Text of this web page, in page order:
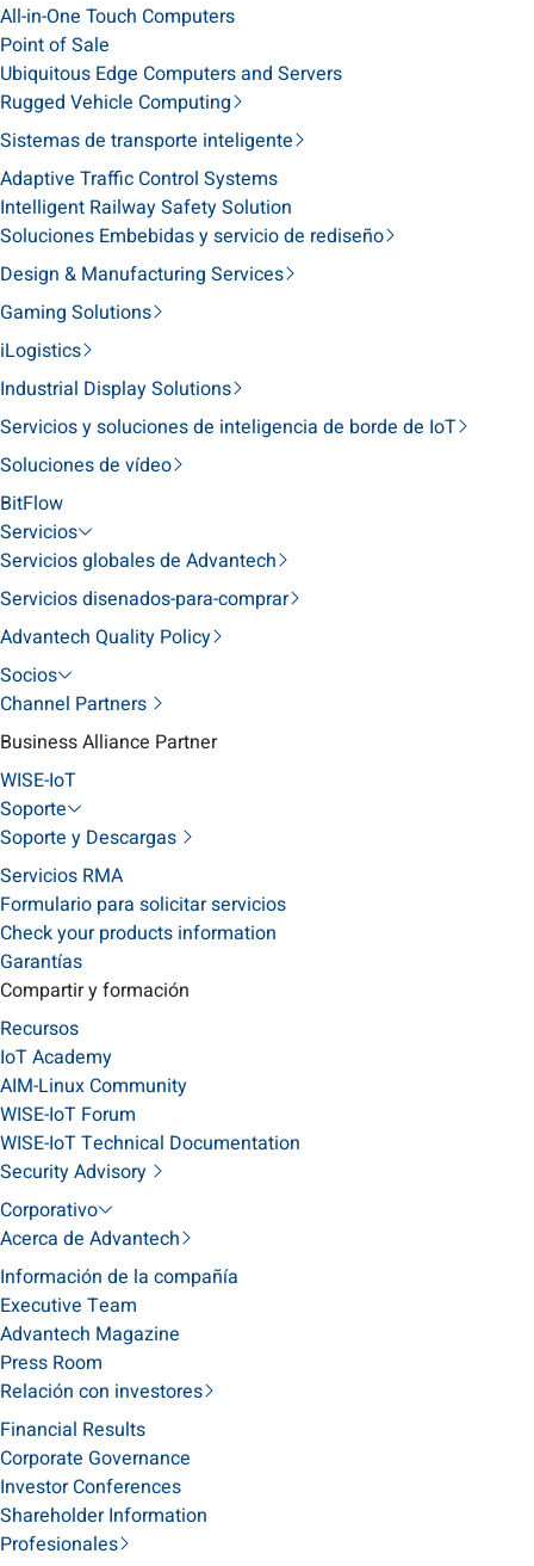
All-in-One Touch Computers
Point of Sale
Ubiquitous Edge Computers and Servers
Rugged Vehicle Computing
Sistemas de transporte inteligente
Adaptive Traffic Control Systems
Intelligent Railway Safety Solution
Soluciones Embebidas y servicio de rediseño
Design & Manufacturing Services
Gaming Solutions
iLogistics
Industrial Display Solutions
Servicios y soluciones de inteligencia de borde de IoT
Soluciones de vídeo
BitFlow
Servicios
Servicios globales de Advantech
Servicios disenados-para-comprar
Advantech Quality Policy
Socios
Channel Partners
Business Alliance Partner
WISE-IoT
Soporte
Soporte y Descargas
Servicios RMA
Formulario para solicitar servicios
Check your products information
Garantías
Compartir y formación
Recursos
IoT Academy
AIM-Linux Community
WISE-IoT Forum
WISE-IoT Technical Documentation
Security Advisory
Corporativo
Acerca de Advantech
Información de la compañía
Executive Team
Advantech Magazine
Press Room
Relación con investores
Financial Results
Corporate Governance
Investor Conferences
Shareholder Information
Profesionales